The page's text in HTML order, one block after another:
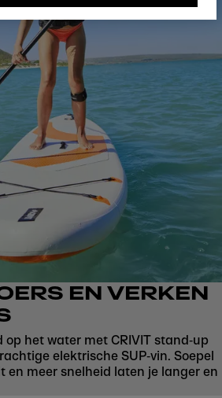
EN VERKEN
het water met CRIVIT stand‑up
elektrische SUP‑vin. Soepel
en meer snelheid laten je langer en